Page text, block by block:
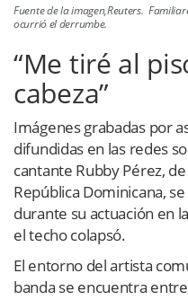
Fuente de la imagen,Reuters.
ocurrió el derrumbe.
“Me tiré al
cabeza”
Imágenes grabadas por
difundidas en las redes
cantante Rubby Pérez,
República Dominicana,
durante su actuación en
el techo colapsó.
El entorno del artista
banda se encuentra